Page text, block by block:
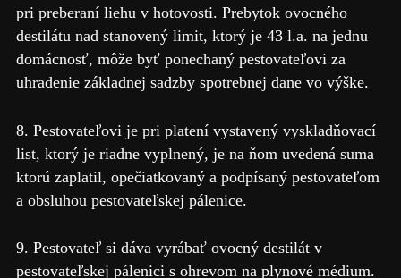
pri preberaní liehu v hotovosti. Prebytok ovocného
destilátu nad stanovený limit, ktorý je 43 l.a. na jednu
domácnosť, môže byť ponechaný pestovateľovi za
uhradenie základnej sadzby spotrebnej dane vo výške.
8. Pestovateľovi je pri platení vystavený vyskladňovací
list, ktorý je riadne vyplnený, je na ňom uvedená suma
ktorú zaplatil, opečiatkovaný a podpísaný pestovateľom
a obsluhou pestovateľskej pálenice.
9. Pestovateľ si dáva vyrábať ovocný destilát v
pestovateľskej pálenici s ohrevom na plynové médium.